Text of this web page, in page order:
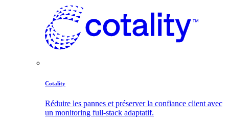
Cotality
Réduire les pannes et préserver la confiance client avec
un monitoring full-stack adaptatif.